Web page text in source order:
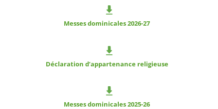
Messes dominicales 2026-27
Déclaration d’appartenance religieuse
Messes dominicales 2025-26